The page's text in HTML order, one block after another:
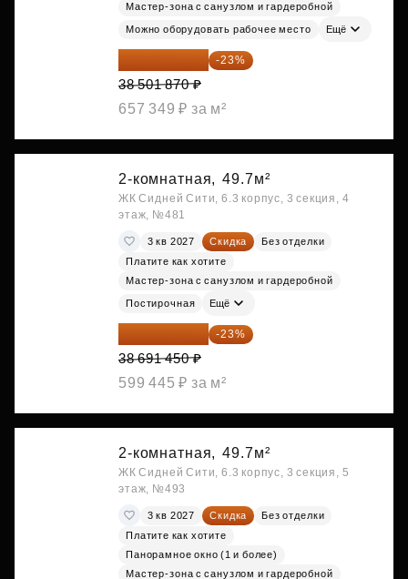
Мастер-зона с санузлом и гардеробной
Можно оборудовать рабочее место Ещё
29 646 440 ₽ -23%
38 501 870 ₽
657 349 ₽ за м²
2-комнатная, 49.7м²
ЖК Сидней Сити, 6.3 корпус, 3 секция, 4
этаж, №481
3 кв 2027 Скидка
Без отделки
Платите как хотите
Мастер-зона с санузлом и гардеробной
Постирочная Ещё
29 792 417 ₽ -23%
38 691 450 ₽
599 445 ₽ за м²
2-комнатная, 49.7м²
ЖК Сидней Сити, 6.3 корпус, 3 секция, 5
этаж, №493
3 кв 2027 Скидка
Без отделки
Платите как хотите
Панорамное окно (1 и более)
Мастер-зона с санузлом и гардеробной